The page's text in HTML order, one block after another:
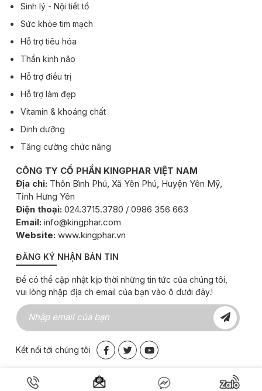
Sinh lý - Nội tiết tố
Sức khỏe tim mạch
Hỗ trợ tiêu hóa
Thần kinh não
Hỗ trợ điều trị
Hỗ trợ làm đẹp
Vitamin & khoáng chất
Dinh dưỡng
Tăng cường chức năng
CÔNG TY CỔ PHẦN KINGPHAR VIỆT NAM
Địa chỉ: Thôn Bình Phú, Xã Yên Phú, Huyện Yên Mỹ,
Tỉnh Hưng Yên
Điện thoại: 024.3715.3780 / 0986 356 663
Email: info@kingphar.com
Website: www.kingphar.vn
ĐĂNG KÝ NHẬN BẢN TIN
Để có thể cập nhật kịp thời những tin tức của chúng tôi,
vui lòng nhập địa ch email của bạn vào ô dưới đây.!
Kết nối tới chúng tôi